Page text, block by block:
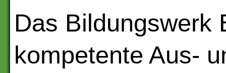
Das Bildungswerk
kompetente Aus-